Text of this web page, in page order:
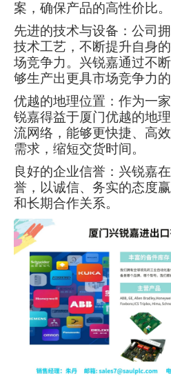
案，确保产品的高性价比。
先进的技术与设备：公司
技术工艺，不断提升自身
场竞争力。兴锐嘉通过不
够生产出更具市场竞争力的
优越的地理位置：作为一
锐嘉得益于厦门优越的地
流网络，能够更快捷、高
需求，缩短交货时间。
良好的企业信誉：兴锐嘉
誉，以诚信、务实的态度
和长期合作关系。